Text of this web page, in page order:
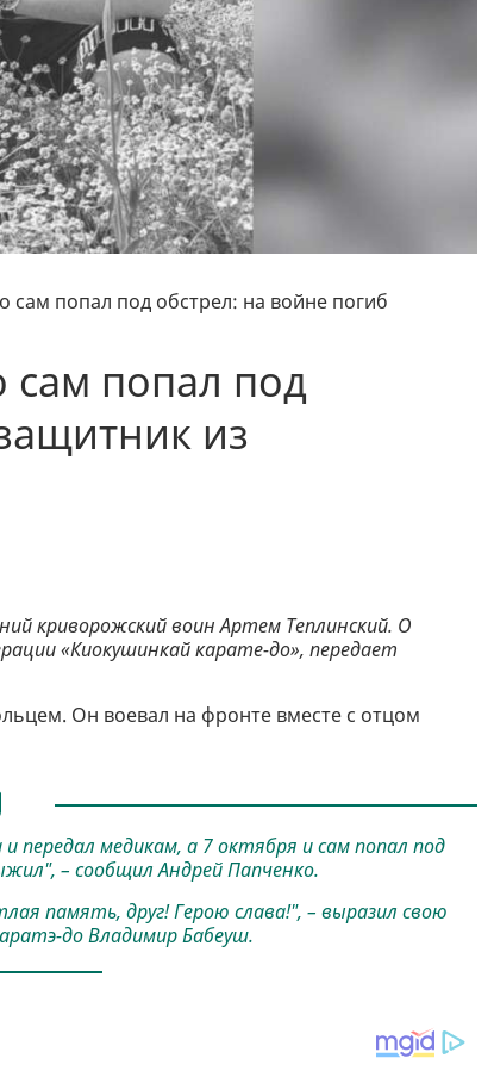
сам попал под обстрел: на войне погиб
сам попал под
из
криворожский воин Артем Теплинский. О
«Киокушинкай карате-до», передает
Он воевал на фронте вместе с отцом
передал медикам, а 7 октября и сам попал под
– сообщил Андрей Папченко.
память, друг! Герою слава!", – выразил свою
до Владимир Бабеуш.